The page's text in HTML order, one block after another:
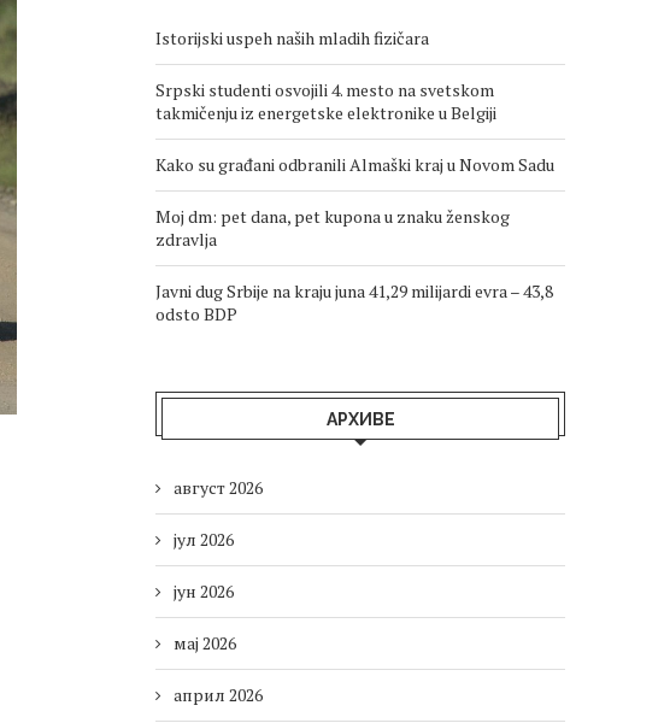
Istorijski uspeh naših mladih fizičara
Srpski studenti osvojili 4. mesto na svetskom
takmičenju iz energetske elektronike u Belgiji
Kako su građani odbranili Almaški kraj u Novom Sadu
Moj dm: pet dana, pet kupona u znaku ženskog
zdravlja
Javni dug Srbije na kraju juna 41,29 milijardi evra – 43,8
odsto BDP
АРХИВЕ
август 2026
јул 2026
јун 2026
мај 2026
април 2026